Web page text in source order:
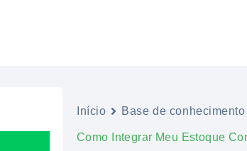
Início Base de conhecimento
Como Integrar Meu Estoque